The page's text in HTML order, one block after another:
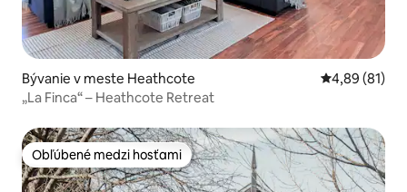
Bývanie v meste Heathcote Priemerné
4,89 (81)
„La Finca“ – Heathcote Retreat
Obľúbené medzi hosťami
Obľúbené medzi hosťami